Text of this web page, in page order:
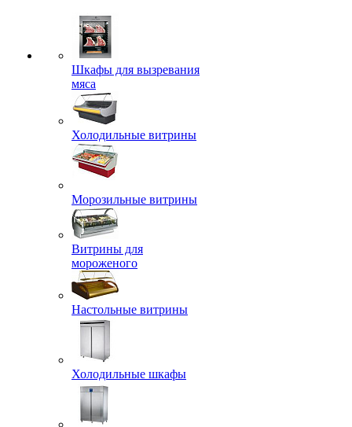
Шкафы для вызревания
мяса
Холодильные витрины
Морозильные витрины
Витрины для
мороженого
Настольные витрины
Холодильные шкафы